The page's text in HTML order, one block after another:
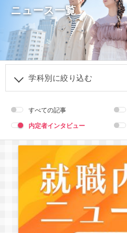
ニュース一覧
学科別に絞り込む
学科共通
ゲームクリエイター学科
アニメーション学科
声優学科
すべての記事
内定者インタビュー